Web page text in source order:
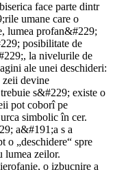
face parte dintr
umane care o
lumea profan&#229;
posibilitate de
la nivelurile de
ale unei deschideri:
zeii devine
s&#229; existe o
pot coborî pe
simbolic în cer.
a&#191;a s a
o „deschidere“ spre
lumea zeilor.
o izbucnire a